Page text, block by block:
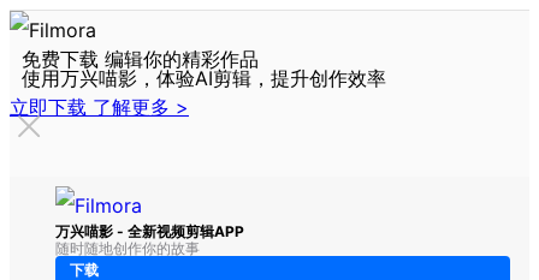
免费下载 编辑你的精彩作品
使用万兴喵影，体验AI剪辑，提升创作效率
立即下载 了解更多 >
万兴喵影 - 全新视频剪辑APP
随时随地创作你的故事
下载